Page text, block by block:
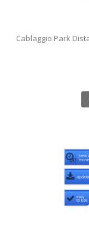
Cablaggio Park